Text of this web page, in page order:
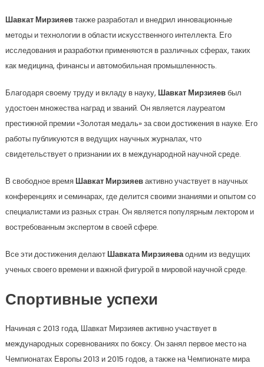
Шавкат Мирзияевтакже разработал и внедрил инновационные
методы и технологии в области искусственного интеллекта. Его
исследования и разработки применяются в различных сферах, таких
как медицина, финансы и автомобильная промышленность.
Благодаря своему труду и вкладу в науку, Шавкат Мирзияевбыл
удостоен множества наград и званий. Он является лауреатом
престижной премии «Золотая медаль» за свои достижения в науке. Его
работы публикуются в ведущих научных журналах, что
свидетельствует о признании их в международной научной среде.
В свободное времяШавкат Мирзияевактивно участвует в научных
конференциях и семинарах, где делится своими знаниями и опытом со
специалистами из разных стран. Он является популярным лектором и
востребованным экспертом в своей сфере.
Все эти достижения делаютШавката Мирзияеваодним из ведущих
ученых своего времени и важной фигурой в мировой научной среде.
Спортивные успехи
Начиная с 2013 года, Шавкат Мирзияев активно участвует в
международных соревнованиях по боксу. Он занял первое место на
Чемпионатах Европы 2013 и 2015 годов, а также на Чемпионате мира